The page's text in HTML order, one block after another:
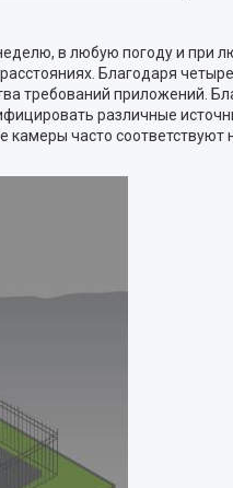
в любую погоду и
Благодаря
требований приложений.
различные
часто